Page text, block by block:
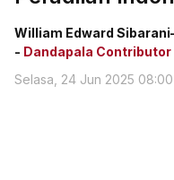
William Edward
- Dandapala Contributor
Selasa, 24 Jun 2025 08:00